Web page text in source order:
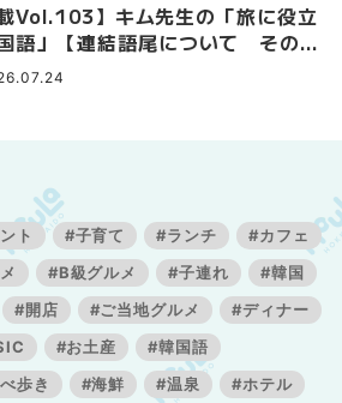
載Vol.103】キム先生の「旅に役立
語」【連結語尾について その
ト #子育て #ランチ
#カフェ
#B級グルメ #子連れ
#韓国
#開店 #ご当地グルメ
#ディナー
#お土産
#韓国語
歩き #海鮮 #温泉
#ホテル